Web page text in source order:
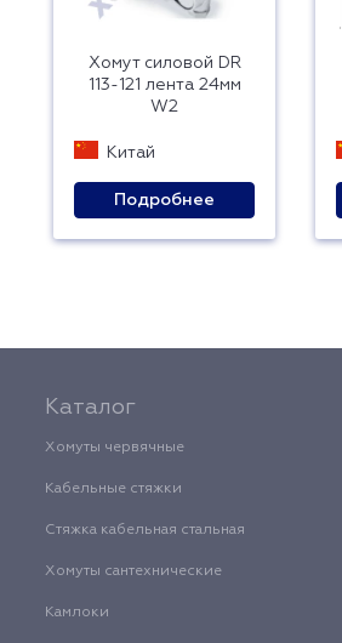
Хомут силовой DR
113-121 лента 24мм
W2
Китай
Подробнее
Каталог
Хомуты червячные
Кабельные стяжки
Стяжка кабельная стальная
Хомуты сантехнические
Камлоки